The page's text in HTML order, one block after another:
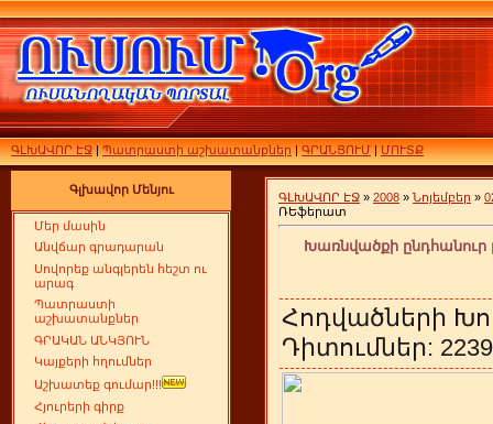
ԳԼԽԱՎՈՐ ԷՋ|Պատրաստի աշխատանքներ|ԳՐԱՆՑՈՒՄ|ՄՈՒՏՔ
Գլխավոր Մենյու
Մեր մասին
Անվճար գրադարան
Սովորեք անգլերեն հեշտ ու
արագ
Պատրաստի
աշխատանքներ
ԳՐԱԿԱՆ ԱՆԿՅՈՒՆ
Կայքերի հղումներ
Աշխատեք գումար!!!
Հյուրերի գիրք
ԳԼԽԱՎՈՐ ԷՋ » 2008 » Նոյեմբեր »
ՌԵֆերատ
Խառնվածքի
Հոդվածների
Դիտումներ: